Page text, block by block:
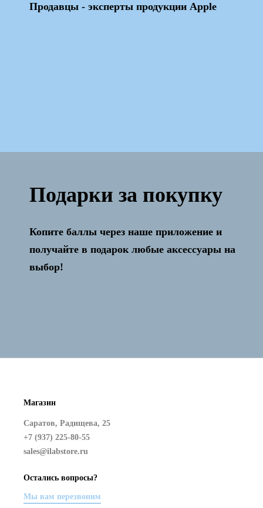
Продавцы - эксперты продукции Apple
Активация и настройка бесплатно!
Подарки за покупку
Копите баллы через наше приложение и
получайте в подарок любые аксессуары на
выбор!
Магазин
Саратов, Радищева, 25
+7 (937) 225-80-55
sales@ilabstore.ru
Остались вопросы?
Мы вам перезвоним